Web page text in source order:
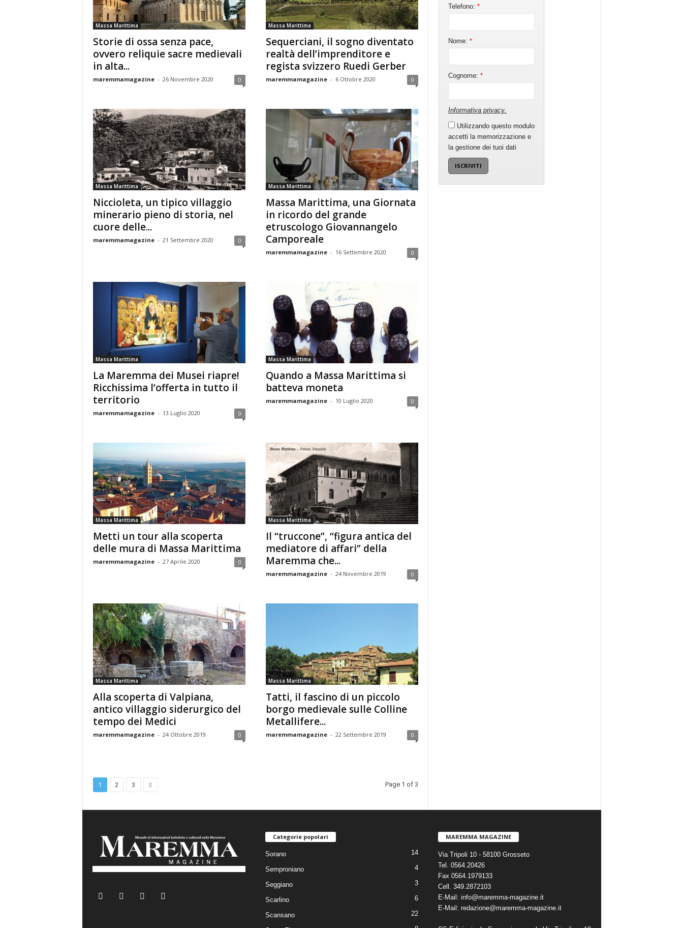
Massa Marittima
Storie di ossa senza pace,
ovvero reliquie sacre medievali
in alta...
maremmamagazine - 26 Novembre 2020 0
Massa Marittima
Sequerciani, il sogno diventato
realtà dell’imprenditore e
regista svizzero Ruedi Gerber
maremmamagazine - 6 Ottobre 2020 0
Massa Marittima
Niccioleta, un tipico villaggio
minerario pieno di storia, nel
cuore delle...
maremmamagazine - 21 Settembre 2020 0
Massa Marittima
Massa Marittima, una Giornata
in ricordo del grande
etruscologo Giovannangelo
Camporeale
maremmamagazine - 16 Settembre 2020 0
Massa Marittima
La Maremma dei Musei riapre!
Ricchissima l’offerta in tutto il
territorio
maremmamagazine - 13 Luglio 2020 0
Massa Marittima
Quando a Massa Marittima si
batteva moneta
maremmamagazine - 10 Luglio 2020 0
Massa Marittima
Metti un tour alla scoperta
delle mura di Massa Marittima
maremmamagazine - 27 Aprile 2020 0
Massa Marittima
Il “truccone”, “figura antica del
mediatore di affari” della
Maremma che...
maremmamagazine - 24 Novembre 2019 0
Massa Marittima
Alla scoperta di Valpiana,
antico villaggio siderurgico del
tempo dei Medici
maremmamagazine - 24 Ottobre 2019 0
Massa Marittima
Tatti, il fascino di un piccolo
borgo medievale sulle Colline
Metallifere...
maremmamagazine - 22 Settembre 2019 0
1 2 3 Page 1 of 3
Telefono: *
Nome: *
Cognome: *
Informativa privacy.
Utilizzando questo modulo
accetti la memorizzazione e
la gestione dei tuoi dati
Categorie popolari
Sorano 14
Semproniano 4
Seggiano 3
Scarlino 6
Scansano 22
MAREMMA MAGAZINE
Via Tripoli 10 - 58100 Grosseto
Tel. 0564.20426
Fax 0564.1979133
Cell. 349.2872103
E-Mail: info@maremma-magazine.it
E-Mail: redazione@maremma-magazine.it